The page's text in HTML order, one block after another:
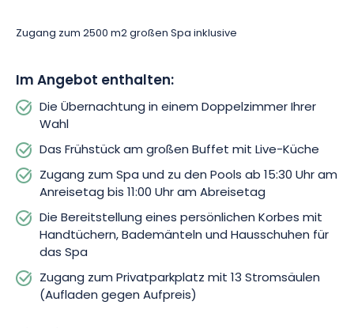
den Pools ab 15:30 Uhr am Anreisetag bis 11:00 Uhr am
Ihre Sinne werden angeregt, sobald Sie die Schwelle zum Spa
überschreiten. In einem persönlichen Korb finden Sie
Handtücher, Bademäntel und Hausschuhe. Tauchen Sie dann
in den 2500 m² großen Wellnessbereich ein und lassen Sie
sich einfach treiben! 4 Schwimmbäder, 5 Saunen, ein
Sprudelstrände und hängende Ruhenester sorgen für
absolute Entspannung.
Nutzen Sie auch die Terrasse, um sich an der frischen Luft zu
entspannen. Verbinden Sie sich, wenn Sie möchten, mit dem
Zugang zum 2500 m2 großen Spa inklusive
Im Angebot enthalten:
Die Übernachtung in einem Doppelzimmer Ihrer
Wahl
Das Frühstück am großen Buffet mit Live-Küche
Zugang zum Spa und zu den Pools ab 15:30 Uhr am
Anreisetag bis 11:00 Uhr am Abreisetag
Die Bereitstellung eines persönlichen Korbes mit
Handtüchern, Bademänteln und Hausschuhen für
das Spa
Zugang zum Privatparkplatz mit 13 Stromsäulen
(Aufladen gegen Aufpreis)